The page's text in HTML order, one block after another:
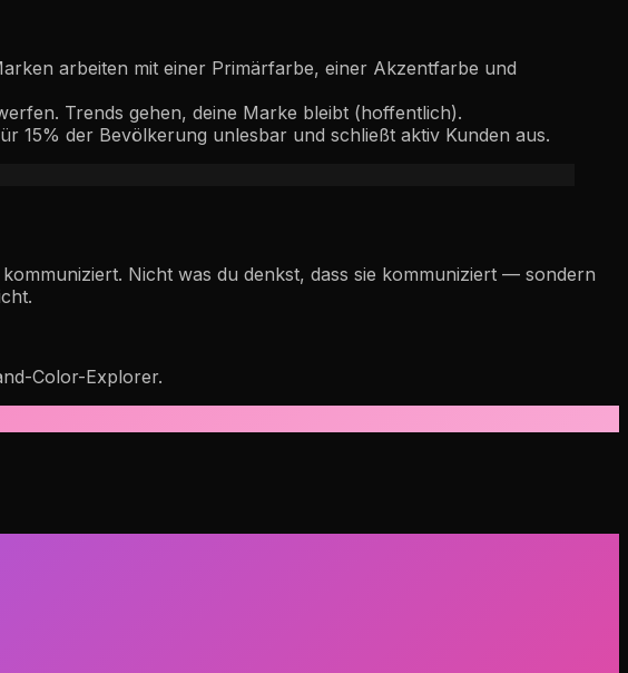
arbeiten mit einer Primärfarbe, einer Akzentfarbe und
Trends gehen, deine Marke bleibt (hoffentlich).
15% der Bevölkerung unlesbar und schließt aktiv Kunden aus.
Nicht was du denkst, dass sie kommuniziert — sondern
Color-Explorer.